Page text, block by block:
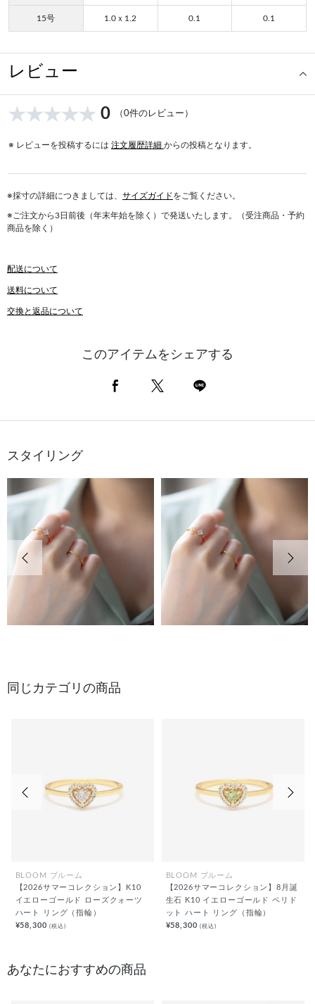
15号 1.0ｘ1.2 0.1 0.1
レビュー
0 （0件のレビュー）
※ レビューを投稿するには 注文履歴詳細 からの投稿となります。
※採寸の詳細につきましては、 サイズガイドをご覧ください。
※ご注文から3日前後（年末年始を除く）で発送いたします。（受注商品・予約
商品を除く）
配送について
送料について
交換と返品について
このアイテムをシェアする
スタイリング
前の画像
同じカテゴリの商品
BLOOM ブルーム
【2026サマーコレクション】K10
イエローゴールド ローズクォーツ
ハート リング（指輪）
¥58,300(税込)
BLOOM ブルーム
【2026サマーコレクション】8月誕
生石 K10 イエローゴールド ペリド
ット ハート リング（指輪）
¥58,300(税込)
前の画像
あなたにおすすめの商品